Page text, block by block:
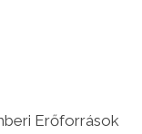
Erőforrások